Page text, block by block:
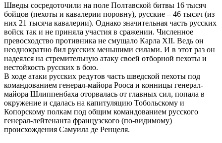
Шведы сосредоточили на поле Полтавской битвы 16 тысяч
бойцов (пехоты и кавалерии поровну), русские – 46 тысяч (из
них 21 тысяча кавалерии). Однако значительная часть русских
войск так и не приняла участия в сражении. Численное
превосходство противника не смущало Карла XII. Ведь он
неоднократно бил русских меньшими силами. И в этот раз он
надеялся на стремительную атаку своей отборной пехоты и
нестойкость русских в бою.
В ходе атаки русских редутов часть шведской пехоты под
командованием генерал-майора Рооса и конницы генерал-
майора Шлиппенбаха оторвалась от главных сил, попала в
окружение и сдалась на капитуляцию Тобольскому и
Копорскому полкам под общим командованием русского
генерал-лейтенанта французского (по-видимому)
происхождения Самуила де Ренцеля.